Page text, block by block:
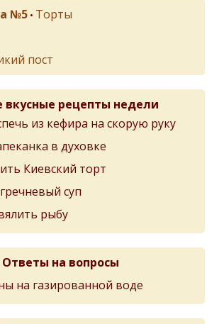
№5 • Торты
пост
вкусные рецепты недели
из кефира на скорую руку
в духовке
Киевский торт
суп
рыбу
Ответы на вопросы
на газированной воде